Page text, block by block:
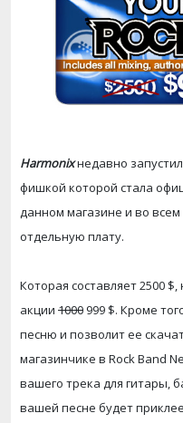
Harmonixнедавно
фишкой которой стала
данном магазине и во
отдельную плату.
Которая составляет 2500
акции 1000 999 $. Кроме
песню и позволит ее
магазинчике в Rock Band
вашего трека для гитары,
вашей песне будет